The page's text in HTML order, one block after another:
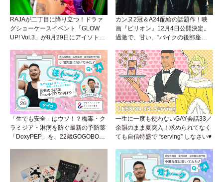
RAJAが二丁目に降り立つ！ドラァ
グショーケースイベント「GLOW
UP! Vol.3」が8月29日にアイソトー
カンヌ2冠＆A24配給の話題作！映
画『ピリオン』12月4日公開決定。
過激で、甘い。“バイクの後部座
「生でも安全」はウソ！？梅毒・ク
ラミジア・淋病を防ぐ最新の予防薬
「DoxyPEP」を、22歳GOGOBOY
（Vol.26）
一生に一度も使わないGAY会話33／
余韻のまま夏突入！求められてなく
ても自信特盛で “serving” しなさい♥